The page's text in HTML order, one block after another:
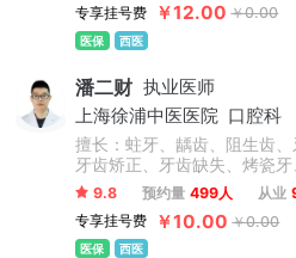
后应激障碍等精神心理疾病的
运用心理学原理疏导情绪问题
专享挂号费
￥12.00 ￥0.00
医保 西医
潘二财 执业医师
上海徐浦中医医院
口腔科
擅长：蛀牙、龋齿、阻生齿、
牙齿矫正、牙齿缺失、烤瓷
根管治疗等，此外对于前牙
复、以及咬合重建的复杂义
矫正、自锁矫正、隐形矫正、
牙、美白贴面等技术操作熟练
9.8 预约量 499人 从业
专享挂号费
￥10.00 ￥0.00
医保 西医